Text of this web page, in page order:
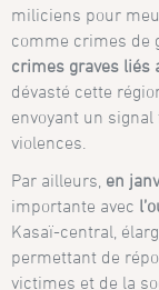
miliciens pour
comme crimes de
crimes graves liés
dévasté cette
envoyant un
violences.
Par ailleurs, en
importante avec
Kasaï-central,
permettant de
victimes et de la